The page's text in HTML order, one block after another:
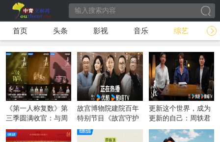
首页 头条 影视 音乐 综艺
《第一人称复数》第
三季圆满收官：与周
轶君一起，在更新的
世界中成为更新的
故宫博物院建院百年
特别节目《故宫守护
者》收官：一场文化
守护的精神传递
更新这个世界，成为
更新的自己：周轶君
携优酷《第一人称复
数》第三季回归